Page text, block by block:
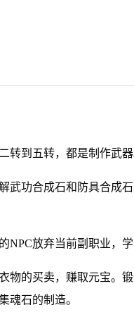
转到五转，都是制作武器
武功合成石和防具合成
NPC放弃当前副职业，学
物的买卖，赚取元宝。
魂石的制造。